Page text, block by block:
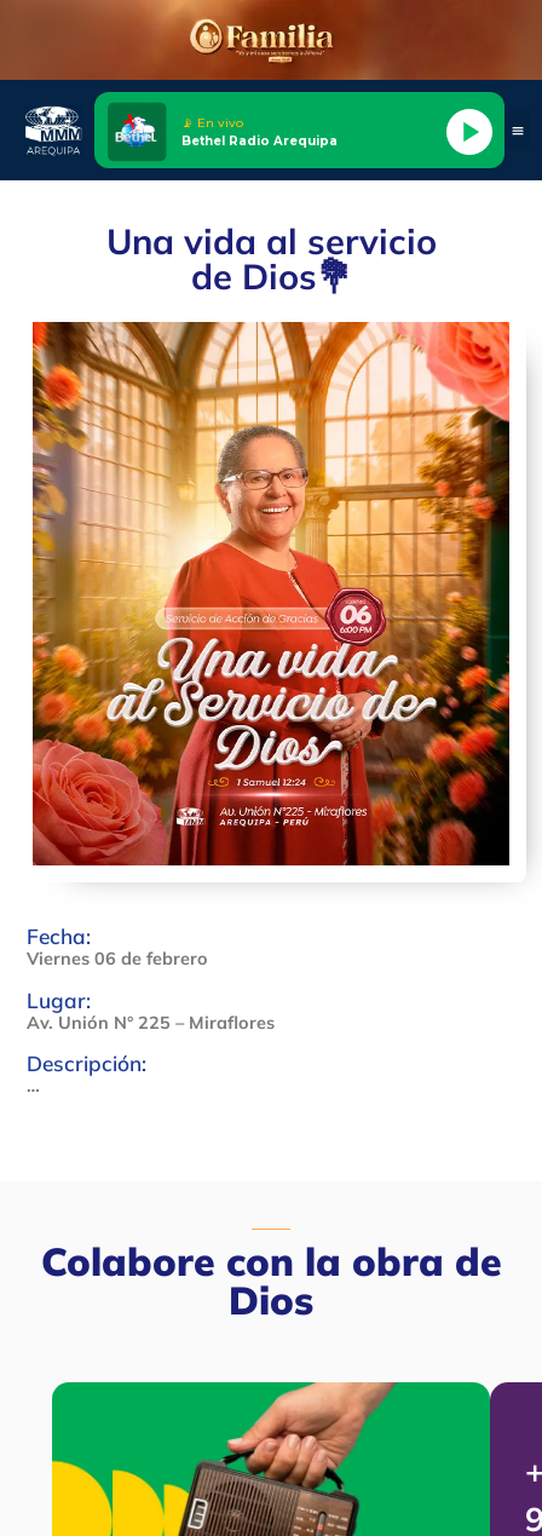
📡 En vivo
Bethel Radio Arequipa
Una vida al servicio
de Dios💐
Fecha:
Viernes 06 de febrero
Lugar:
Av. Unión N° 225 – Miraflores
Descripción:
…
Colabore con la obra de
Dios